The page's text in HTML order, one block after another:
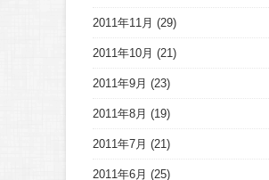
2011年11月 (29)
2011年10月 (21)
2011年9月 (23)
2011年8月 (19)
2011年7月 (21)
2011年6月 (25)